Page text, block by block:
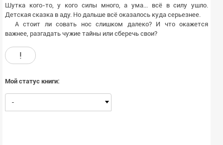
Шутка кого-то, у кого силы много, а ума... всё в силу ушло.
Детская сказка в аду. Но дальше всё оказалось куда серьезнее.
А стоит ли совать нос слишком далеко? И что окажется
важнее, разгадать чужие тайны или сберечь свои?
!
Мой статус книги:
-